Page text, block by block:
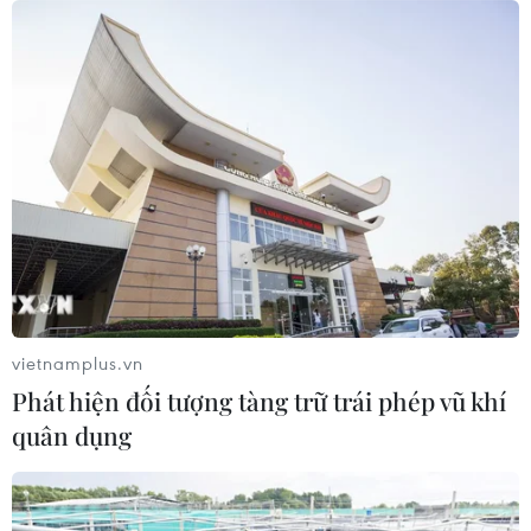
"Hoa Hồng"
06/08/2026 15:04
Bãi bỏ một số văn bản quy phạm
pháp luật không còn phù hợp
06/08/2026 09:59
Khởi tố người đi bộ gây tai nạn chết
người trên quốc lộ ở Quảng Trị
06/08/2026 09:44
Khởi tố Chủ tịch Hội đồng quản trị,
Giám đốc Công ty cổ phần Mekolor
vietnamplus.vn
Phát hiện đối tượng tàng trữ trái phép vũ khí
quân dụng